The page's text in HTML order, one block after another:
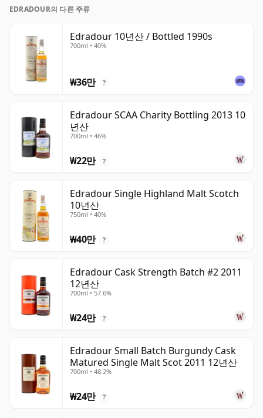
EDRADOUR의 다른 주류
Edradour 10년산 / Bottled 1990s
700ml • 40%
₩36만 ?
Edradour SCAA Charity Bottling 2013 10
년산
700ml • 46%
₩22만 ?
Edradour Single Highland Malt Scotch
10년산
750ml • 40%
₩40만 ?
Edradour Cask Strength Batch #2 2011
12년산
700ml • 57.6%
₩24만 ?
Edradour Small Batch Burgundy Cask
Matured Single Malt Scot 2011 12년산
700ml • 48.2%
₩24만 ?